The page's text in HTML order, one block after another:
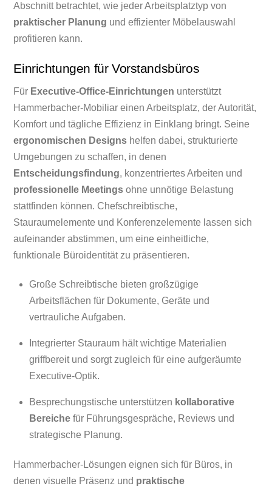
Abschnitt betrachtet, wie jeder Arbeitsplatztyp von
praktischer Planung und effizienter Möbelauswahl
profitieren kann.
Einrichtungen für Vorstandsbüros
Für Executive-Office-Einrichtungen unterstützt
Hammerbacher-Mobiliar einen Arbeitsplatz, der Autorität,
Komfort und tägliche Effizienz in Einklang bringt. Seine
ergonomischen Designs helfen dabei, strukturierte
Umgebungen zu schaffen, in denen
Entscheidungsfindung, konzentriertes Arbeiten und
professionelle Meetings ohne unnötige Belastung
stattfinden können. Chefschreibtische,
Stauraumelemente und Konferenzelemente lassen sich
aufeinander abstimmen, um eine einheitliche,
funktionale Büroidentität zu präsentieren.
Große Schreibtische bieten großzügige
Arbeitsflächen für Dokumente, Geräte und
vertrauliche Aufgaben.
Integrierter Stauraum hält wichtige Materialien
griffbereit und sorgt zugleich für eine aufgeräumte
Executive-Optik.
Besprechungstische unterstützen kollaborative
Bereiche für Führungsgespräche, Reviews und
strategische Planung.
Hammerbacher-Lösungen eignen sich für Büros, in
denen visuelle Präsenz und praktische